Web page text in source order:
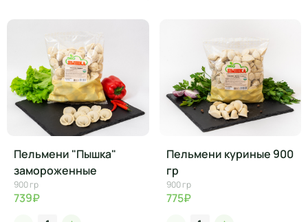
Пельмени "Пышка"
замороженные
900 гр
739₽
Пельмени куриные 900
гр
900 гр
775₽